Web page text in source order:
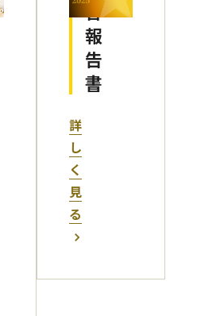
合
報
告
書
詳
し
く
見
る